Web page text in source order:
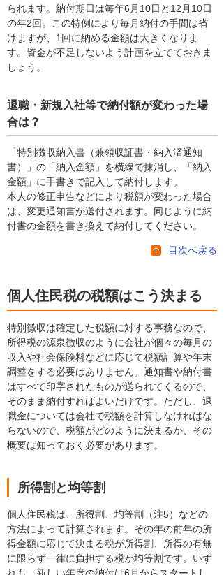
られます。納付期日は毎年6月10日と12月10日
の年2回。この特例により毎月納付の手間は省
けますが、1回に納める金額は大きくなりま
す。資金が不足しないよう計画を立てておきま
しょう。
退職・新規入社等で納付額が変わった場
合は？
「特別徴収納入書（兼領収証書・納入済通知
書）」の「納入金額」を横線で抹消し、「納入
金額」に手書きで記入して納付します。
本人の修正申告などにより税額が変わった場合
は、変更通知書が送付されます。同じように納
付書の金額を書き換えて納付してください。
目次へ戻る
個人住民税の税額はこう決まる
特別徴収は確定した税額に対する事務なので、
所得税の源泉徴収のように会社が個々の毎月の
収入や社会保険料などに応じて税額計算や年末
調整をする必要はありません。通知書や納付書
はすべて印字されたものが送られてくるので、
そのまま納付すればよいだけです。ただし、退
職金については会社で税額を計算しなければな
らないので、税額がどのように決まるか、その
概要は知っておく必要があります。
所得割と均等割
個人住民税は、所得割、均等割（注5）などの
方法によって計算されます。その年の前年の所
得金額に応じて決まる税が所得割、所得の有無
に限らず一律に負担する税が均等割です。いず